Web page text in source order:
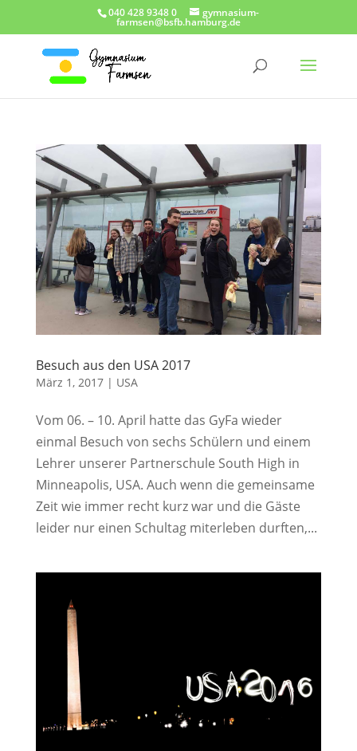
040 428 9348 0 gymnasium-
farmsen@bsfb.hamburg.de
Besuch aus den USA 2017
März 1, 2017| USA
Vom 06. – 10. April hatte das GyFa wieder
einmal Besuch von sechs Schülern und einem
Lehrer unserer Partnerschule South High in
Minneapolis, USA. Auch wenn die gemeinsame
Zeit wie immer recht kurz war und die Gäste
leider nur einen Schultag miterleben durften,...